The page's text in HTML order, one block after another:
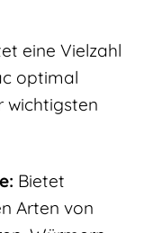
eine Vielzahl
optimal
wichtigsten
Bietet
Arten von